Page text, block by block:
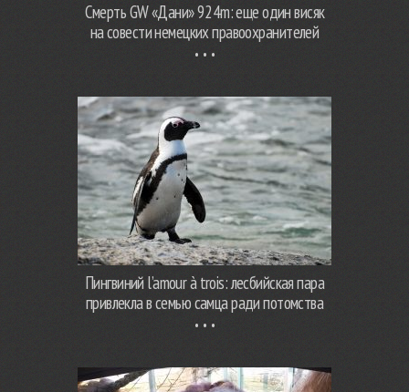
Смерть GW «Дани» 924m: еще один висяк
на совести немецких правоохранителей
Пингвиний l’amour à trois: лесбийская пара
привлекла в семью самца ради потомства